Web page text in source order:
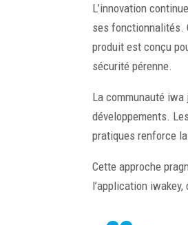
L’innovation
ses fonctionnalités.
produit est conçu
sécurité pérenne.
La communauté
développements.
pratiques renforce
Cette approche
l’application